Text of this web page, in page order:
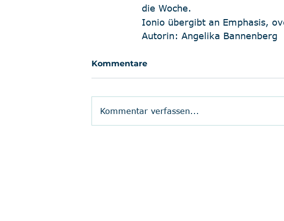
die Woche.
Ionio übergibt an Emphasis,
Autorin: Angelika Bannenberg
Kommentare
Kommentar verfassen...